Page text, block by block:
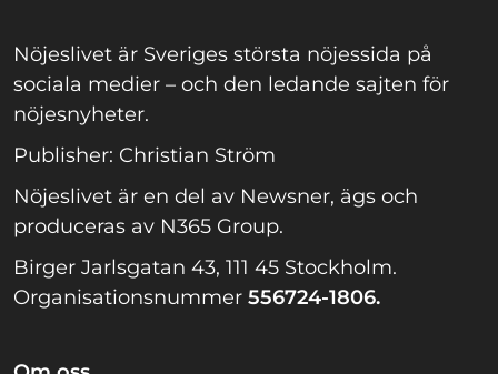
Nöjeslivet är Sveriges största nöjessida på
sociala medier – och den ledande sajten för
nöjesnyheter.
Publisher: Christian Ström
Nöjeslivet är en del av Newsner, ägs och
produceras av N365 Group.
Birger Jarlsgatan 43, 111 45 Stockholm.
Organisationsnummer 556724-1806.